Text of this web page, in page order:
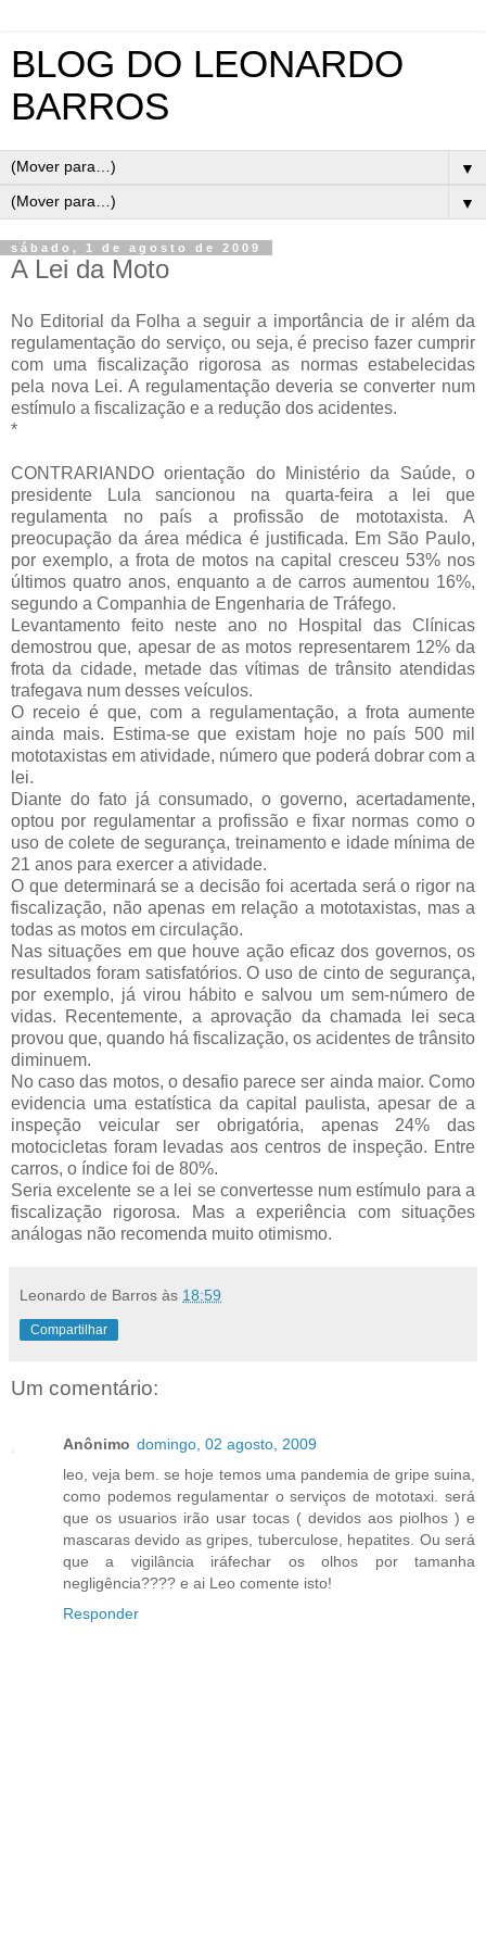
BLOG DO LEONARDO
BARROS
▼
▼
sábado, 1 de agosto de 2009
A Lei da Moto
No Editorial da Folha a seguir a importância de ir além da
regulamentação do serviço, ou seja, é preciso fazer cumprir
com uma fiscalização rigorosa as normas estabelecidas
pela nova Lei. A regulamentação deveria se converter num
estímulo a fiscalização e a redução dos acidentes.
*
CONTRARIANDO orientação do Ministério da Saúde, o
presidente Lula sancionou na quarta-feira a lei que
regulamenta no país a profissão de mototaxista. A
preocupação da área médica é justificada. Em São Paulo,
por exemplo, a frota de motos na capital cresceu 53% nos
últimos quatro anos, enquanto a de carros aumentou 16%,
segundo a Companhia de Engenharia de Tráfego.
Levantamento feito neste ano no Hospital das Clínicas
demostrou que, apesar de as motos representarem 12% da
frota da cidade, metade das vítimas de trânsito atendidas
trafegava num desses veículos.
O receio é que, com a regulamentação, a frota aumente
ainda mais. Estima-se que existam hoje no país 500 mil
mototaxistas em atividade, número que poderá dobrar com a
lei.
Diante do fato já consumado, o governo, acertadamente,
optou por regulamentar a profissão e fixar normas como o
uso de colete de segurança, treinamento e idade mínima de
21 anos para exercer a atividade.
O que determinará se a decisão foi acertada será o rigor na
fiscalização, não apenas em relação a mototaxistas, mas a
todas as motos em circulação.
Nas situações em que houve ação eficaz dos governos, os
resultados foram satisfatórios. O uso de cinto de segurança,
por exemplo, já virou hábito e salvou um sem-número de
vidas. Recentemente, a aprovação da chamada lei seca
provou que, quando há fiscalização, os acidentes de trânsito
diminuem.
No caso das motos, o desafio parece ser ainda maior. Como
evidencia uma estatística da capital paulista, apesar de a
inspeção veicular ser obrigatória, apenas 24% das
motocicletas foram levadas aos centros de inspeção. Entre
carros, o índice foi de 80%.
Seria excelente se a lei se convertesse num estímulo para a
fiscalização rigorosa. Mas a experiência com situações
análogas não recomenda muito otimismo.
Leonardo de Barros às 18:59
Compartilhar
Um comentário:
Anônimo domingo, 02 agosto, 2009
leo, veja bem. se hoje temos uma pandemia de gripe suina,
como podemos regulamentar o serviços de mototaxi. será
que os usuarios irão usar tocas ( devidos aos piolhos ) e
mascaras devido as gripes, tuberculose, hepatites. Ou será
que a vigilância iráfechar os olhos por tamanha
negligência???? e ai Leo comente isto!
Responder